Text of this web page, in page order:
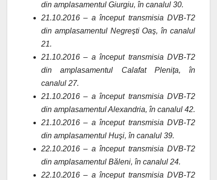
din amplasamentul Giurgiu, în canalul 30.
21.10.2016 – a început transmisia DVB-T2
din amplasamentul Negreşti Oaş, în canalul
21.
21.10.2016 – a început transmisia DVB-T2
din amplasamentul Calafat Pleniţa, în
canalul 27.
21.10.2016 – a început transmisia DVB-T2
din amplasamentul Alexandria, în canalul 42.
21.10.2016 – a început transmisia DVB-T2
din amplasamentul Huşi, în canalul 39.
22.10.2016 – a început transmisia DVB-T2
din amplasamentul Băleni, în canalul 24.
22.10.2016 – a început transmisia DVB-T2